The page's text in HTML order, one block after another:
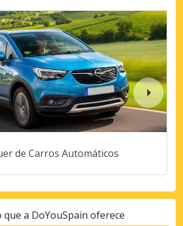
de Carros Automáticos
a DoYouSpain oferece